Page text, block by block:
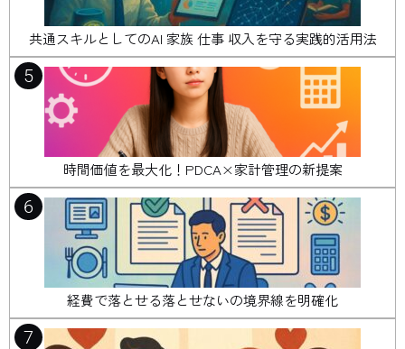
共通スキルとしてのAI 家族 仕事 収入を守る実践的活用法
5
時間価値を最大化！PDCA×家計管理の新提案
6
経費で落とせる落とせないの境界線を明確化
7